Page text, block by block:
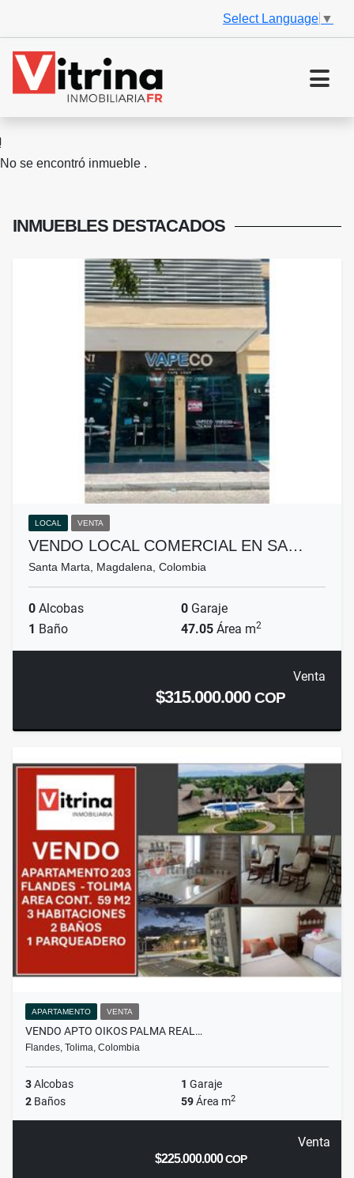
Select Language ▼
No se encontró inmueble .
INMUEBLES DESTACADOS
LOCAL VENTA
VENDO LOCAL COMERCIAL EN SA…
Santa Marta, Magdalena, Colombia
0 Alcobas 0 Garaje
1 Baño 47.05 Área m2
Venta
$315.000.000COP
APARTAMENTO VENTA
VENDO APTO OIKOS PALMA REAL…
Flandes, Tolima, Colombia
3Alcobas 1 Garaje
2 Baños 59Área m2
Venta
$225.000.000COP